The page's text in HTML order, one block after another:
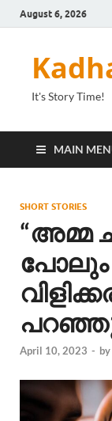
August 6, 2026
It's Story Time!
MAIN
SHORT STORIES
“അമ്മ
April 10, 2023 - by